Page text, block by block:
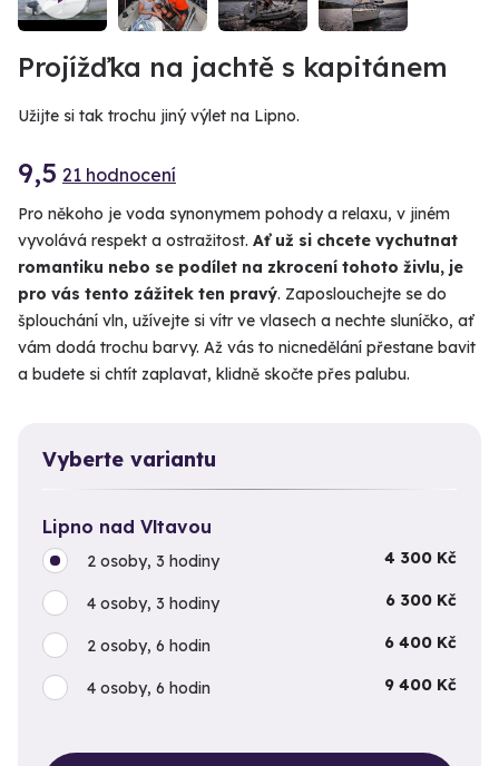
Projížďka na jachtě s kapitánem
Užijte si tak trochu jiný výlet na Lipno.
9,5 21 hodnocení
Pro někoho je voda synonymem pohody a relaxu, v jiném
vyvolává respekt a ostražitost. Ať už si chcete vychutnat
romantiku nebo se podílet na zkrocení tohoto živlu, je
pro vás tento zážitek ten pravý. Zaposlouchejte se do
šplouchání vln, užívejte si vítr ve vlasech a nechte sluníčko, ať
vám dodá trochu barvy. Až vás to nicnedělání přestane bavit
a budete si chtít zaplavat, klidně skočte přes palubu.
Vyberte variantu
Lipno nad Vltavou
2 osoby, 3 hodiny 4 300 Kč
4 osoby, 3 hodiny 6 300 Kč
2 osoby, 6 hodin 6 400 Kč
4 osoby, 6 hodin 9 400 Kč